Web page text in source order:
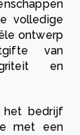
volledige
ontwerp
van
en
het bedrijf
met een